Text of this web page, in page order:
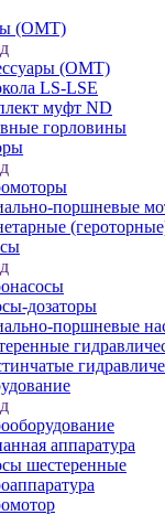
(OMT)
(OMT)
LS-LSE
муфт ND
горловины
поршневые
дозаторы
поршневые
аппаратура
шестеренные